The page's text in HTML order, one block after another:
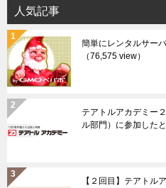
人気記事
簡単にレンタルサー
（76,575 view）
テアトルアカデミー
ル部門）に参加した
【２回目】テアトル